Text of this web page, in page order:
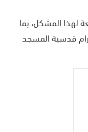
لهذا المشكل، بما
قدسية المسجد